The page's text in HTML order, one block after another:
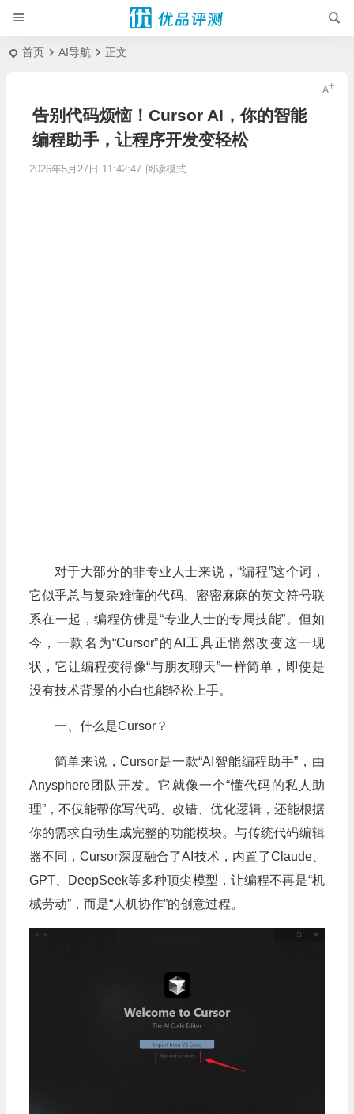
首页 AI导航 正文
告别代码烦恼！Cursor AI，你的智能
编程助手，让程序开发变轻松
2026年5月27日 11:42:47 阅读模式
对于大部分的非专业人士来说，“编程”这个词，
它似乎总与复杂难懂的代码、密密麻麻的英文符号联
系在一起，编程仿佛是“专业人士的专属技能”。但如
今，一款名为“Cursor”的AI工具正悄然改变这一现
状，它让编程变得像“与朋友聊天”一样简单，即使是
没有技术背景的小白也能轻松上手。
一、什么是Cursor？
简单来说，Cursor是一款“AI智能编程助手”，由
Anysphere团队开发。它就像一个“懂代码的私人助
理”，不仅能帮你写代码、改错、优化逻辑，还能根据
你的需求自动生成完整的功能模块。与传统代码编辑
器不同，Cursor深度融合了AI技术，内置了Claude、
GPT、DeepSeek等多种顶尖模型，让编程不再是“机
械劳动”，而是“人机协作”的创意过程。